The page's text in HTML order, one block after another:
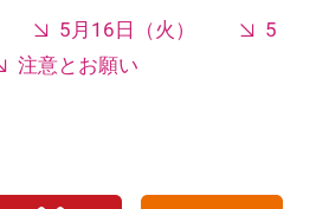
5月16日（火）
5
注意とお願い